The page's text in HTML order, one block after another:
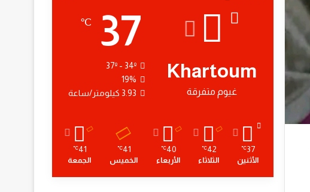
Khartoum
غيوم متفرقة
37
℃
19%
3.93 كيلومتر/ساعة
37
℃
الأثنين
42
℃
الثلاثاء
40
℃
الأربعاء
41
℃
الخميس
41
℃
الجمعة